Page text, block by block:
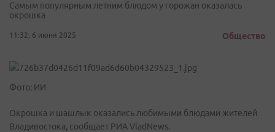
Самым популярным летним блюдом у горожан оказалась
окрошка
11:32, 6 июня 2025 Общество
Фото: ИИ
Окрошка и шашлык оказались любимыми блюдами жителей
Владивостока, сообщает РИА VladNews.